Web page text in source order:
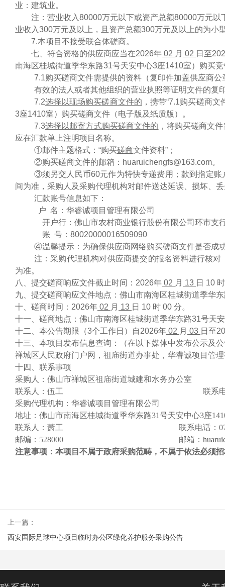
业： 建筑业。
注：营业收入80000万元以下或资产总额80000万元
业收入300万元及以上，且资产总额300万元及以上的为
7.本项目不接受联合体磋商。
七、符合资格的供应商应当在2026年 02 月 02 日至
南海区桂城街道季华东路31号天安中心3座1410室）购买
7.1购买磋商文件需提供的资料（复印件加盖供应商公
有效的法人或者其他组织的营业执照等证明文件的复
7.2选择以现场购买磋商文件的 ，携带“7.1购买磋商文
3座1410室）购买磋商文件（电子版及纸质版）。
7.3选择以邮寄方式购买磋商文件的 ，将购买磋商文
应在汇款单上注明项目名称。
①邮件主题格式：“购买磋商文件资料”；
②购买磋商文件的邮箱：huaruichengfs@163.com。
③须另交人民币60元作为特快专递费用；款到指定
间为准，采购人及采购代理机构对邮件送达延误、损坏、
汇款账号信息如下：
户 名：华睿诚项目管理有限公司
开户行： 佛山市农村商业银行股份有限公司环市支
账 号： 80020000016509090
④温馨提示：为确保供应商网络购买磋商文件是否成
注：采购代理机构对供应商提交的报名资料进行核
为准。
八、提交磋商响应文件截止时间：2026年 02 月 13 日 10
九、提交磋商响应文件地点： 佛山市南海区桂城街道季华
十、磋商时间：2026年 02 月 13 日 10 时 00 分。
十一、磋商地点： 佛山市南海区桂城街道季华东路31号天
十二、本公告期限（3个工作日）自2026年 02 月 03 日至
十三、本项目发布信息查询：（在以下媒体中发布公示及
禅城区人民政府门户网，祖庙街道办事处，华睿诚项目管
十四、联系事项
采购人： 佛山市禅城区祖庙街道城建和水务办公室
联系人： 伍工
联系
采购代理机构： 华睿诚项目管理有限公司
地址： 佛山市南海区桂城街道季华东路31号天安中心3座
联系人： 萧工 联系电话：
邮编： 528000 邮箱：
注意事项：本项目不属于政府采购范畴，不属于依法必须
上一篇：
西安国际足球中心项目临时办公区绿化养护服务​采购公告